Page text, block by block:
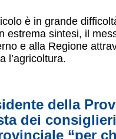
è in grande
estrema sintesi, il
e alla Regione
l’agricoltura.
della
dei
“per